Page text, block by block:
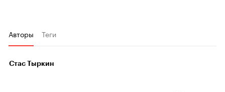
Авторы Теги
Стас Тыркин